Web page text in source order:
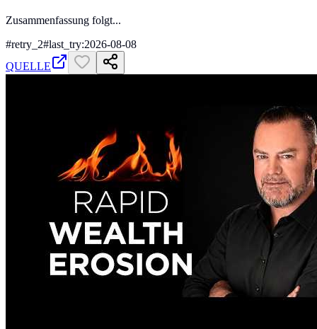
Zusammenfassung folgt...
#retry_2#last_try:2026-08-08
QUELLE